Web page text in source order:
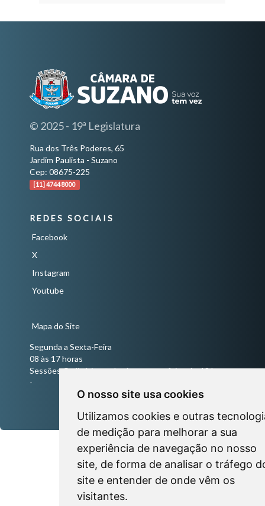
O nosso site usa cookies
Utilizamos cookies e outras
de medição para melhorar a sua
experiência de navegação no nosso
site, de forma de analisar o tráfego
site e entender de onde vêm os
visitantes.
© 2025 - 19ª Legislatura
Rua dos Três Poderes, 65
Jardim Paulista - Suzano
Cep: 08675-225
[11] 4744 8000
REDES SOCIAIS
Facebook
X
Instagram
Youtube
Mapa do Site
Segunda a Sexta-Feira
08 às 17 horas
Sessões Ordinárias todas às quartas-feiras às 18 horas
-